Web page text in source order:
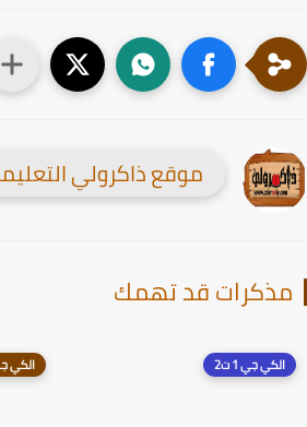
موقع ذاكرولي التعليمي
قد تهمك
الكي جي 1 ت2 الكي جي 1 ت2